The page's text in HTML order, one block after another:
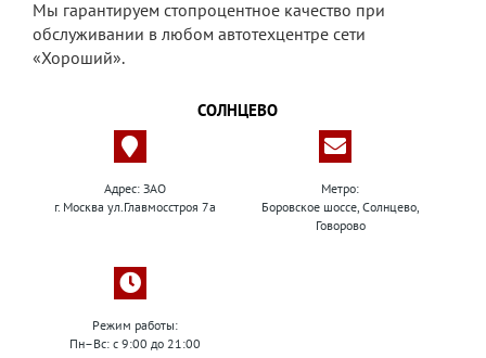
Мы гарантируем стопроцентное качество при
обслуживании в любом автотехцентре сети
«Хороший».
СОЛНЦЕВО
Адрес: ЗАО
г. Москва ул.Главмосстроя 7а
Метро:
Боровское шоссе, Солнцево,
Говорово
Режим работы:
Пн–Вс: с 9:00 до 21:00